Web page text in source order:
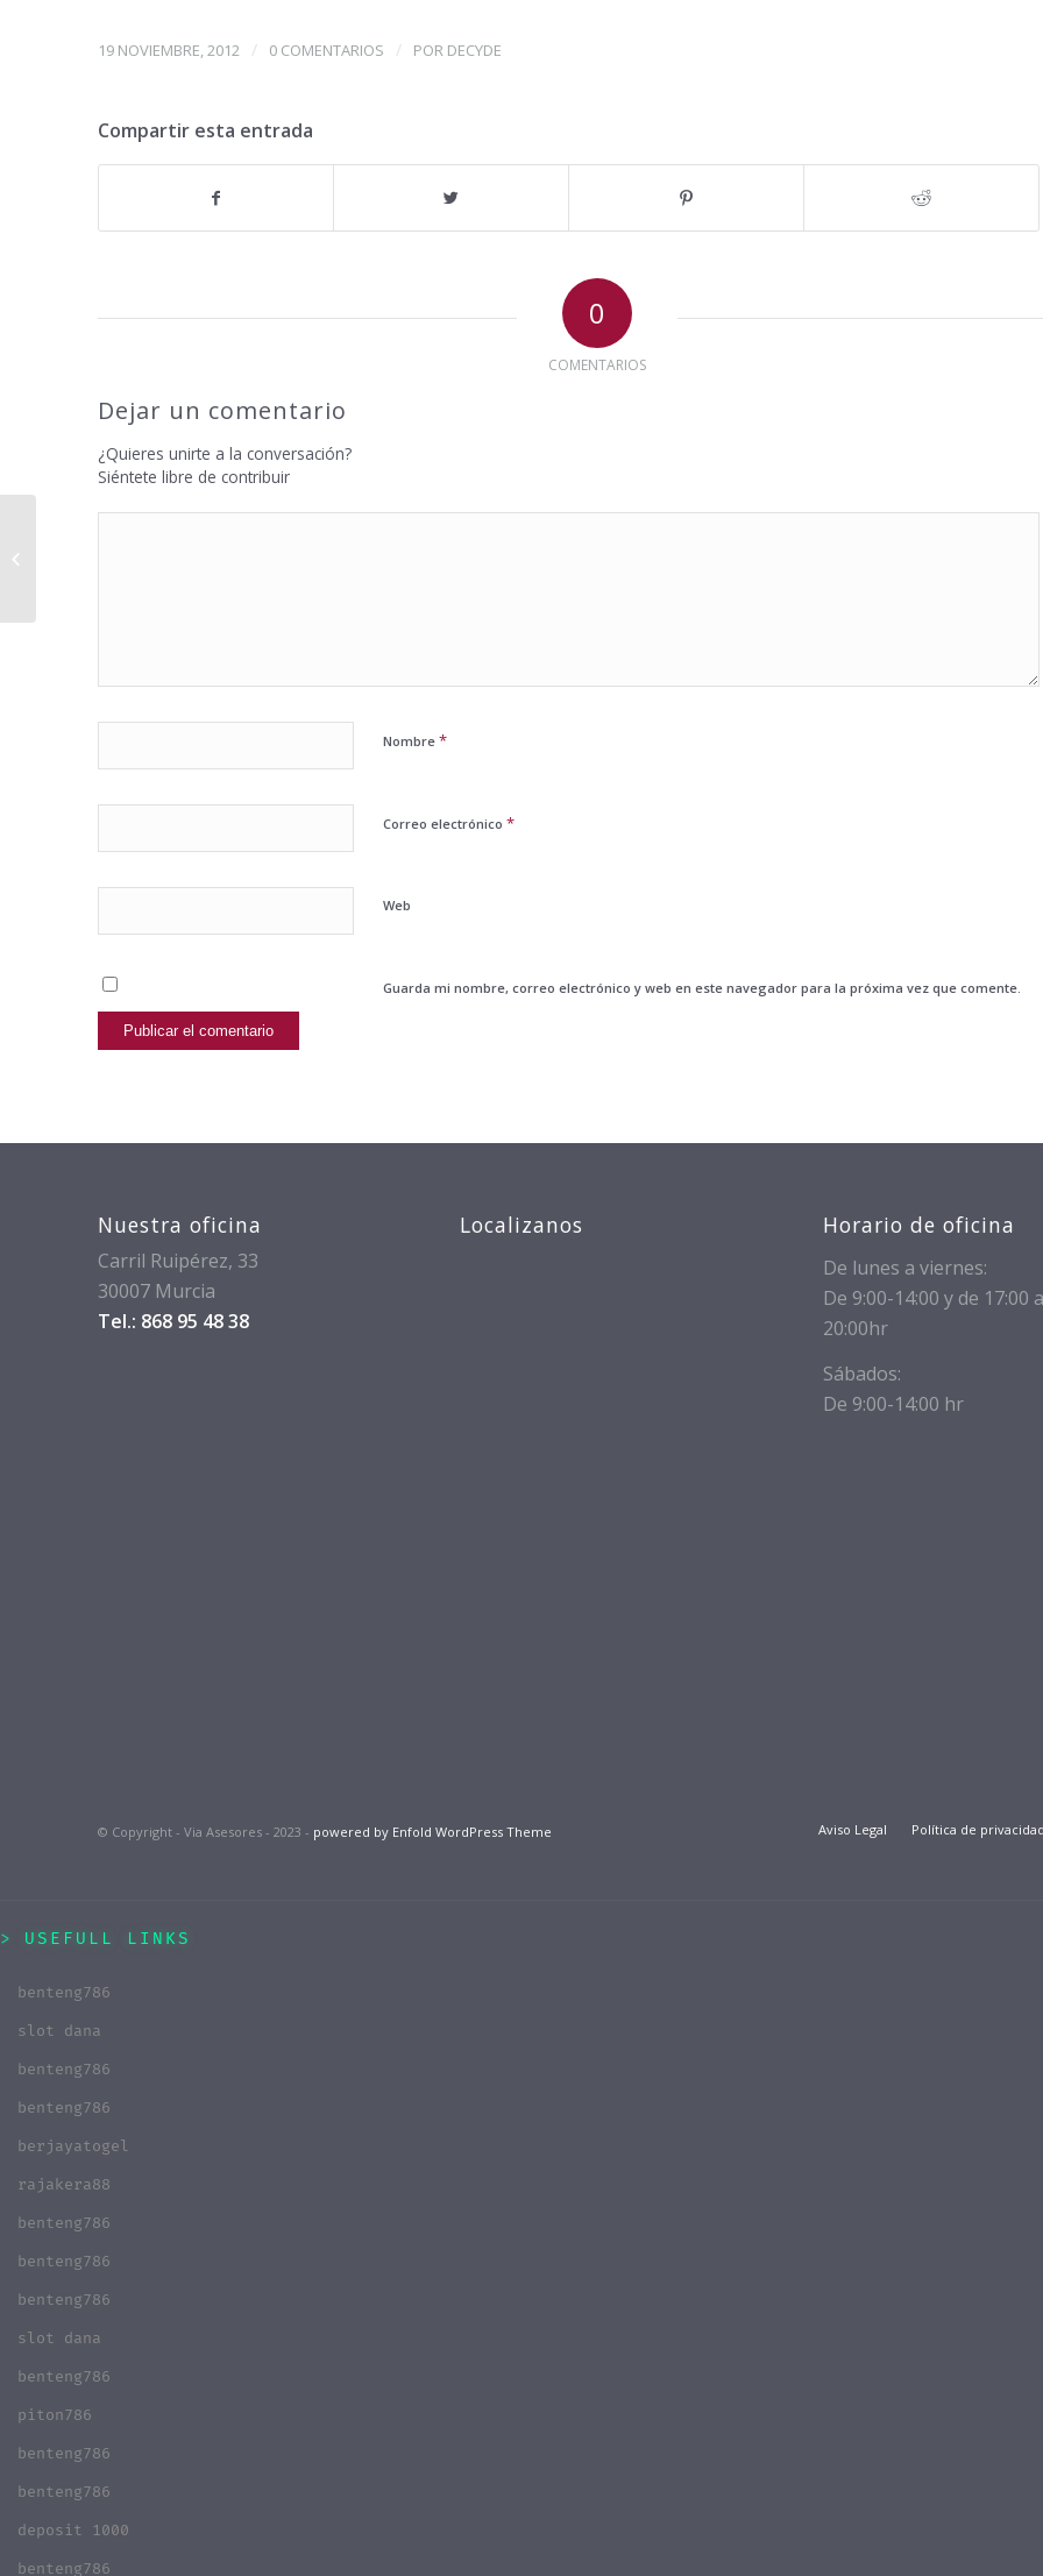
19 NOVIEMBRE, 2012 / 0 COMENTARIOS / POR DECYDE
Compartir esta entrada
0
COMENTARIOS
Dejar un comentario
¿Quieres unirte a la conversación?
Siéntete libre de contribuir
Nombre *
Correo electrónico *
Web
Guarda mi nombre, correo electrónico y web en este navegador para la próxima vez que comente.
Nuestra oficina
Carril Ruipérez, 33
30007 Murcia
Tel.: 868 95 48 38
Localizanos Horario de oficina
De lunes a viernes:
De 9:00-14:00 y de 17:00 a
20:00hr
Sábados:
De 9:00-14:00 hr
© Copyright - Via Asesores - 2023 - powered by Enfold WordPress Theme Aviso Legal Política de privacidad
USEFULL LINKS
benteng786
slot dana
benteng786
benteng786
berjayatogel
rajakera88
benteng786
benteng786
benteng786
slot dana
benteng786
piton786
benteng786
benteng786
deposit 1000
benteng786